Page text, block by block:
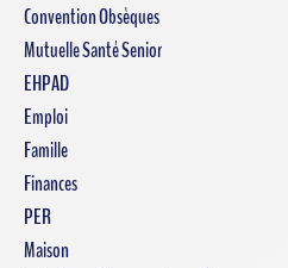
Convention Obsèques
Mutuelle Santé Senior
EHPAD
Emploi
Famille
Finances
PER
Maison